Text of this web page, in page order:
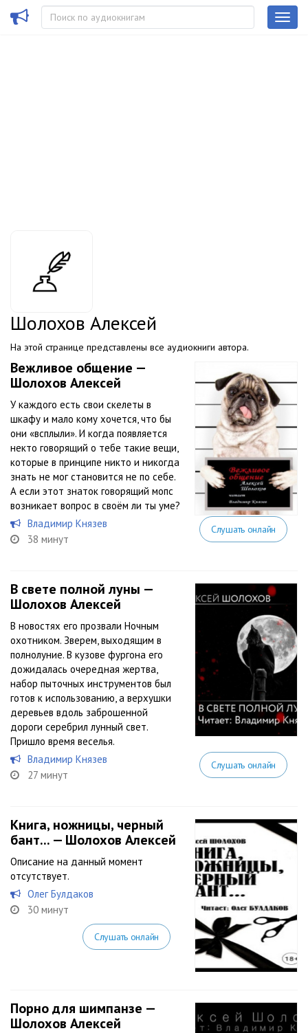
Шолохов Алексей
На этой странице представлены все аудиокниги автора.
Вежливое общение —
Шолохов Алексей
У каждого есть свои скелеты в
шкафу и мало кому хочется, что бы
они «всплыли». И когда появляется
некто говорящий о тебе такие вещи,
которые в принципе никто и никогда
знать не мог становится не по себе.
А если этот знаток говорящий мопс
возникает вопрос в своём ли ты уме?
Владимир Князев
38 минут
Слушать онлайн
В свете полной луны —
Шолохов Алексей
В новостях его прозвали Ночным
охотником. Зверем, выходящим в
полнолуние. В кузове фургона его
дожидалась очередная жертва,
набор пыточных инструментов был
готов к использованию, а верхушки
деревьев вдоль заброшенной
дороги серебрил лунный свет.
Пришло время веселья.
Владимир Князев
27 минут
Слушать онлайн
Книга, ножницы, черный
бант... — Шолохов Алексей
Описание на данный момент
отсутствует.
Олег Булдаков
30 минут
Слушать онлайн
Порно для шимпанзе —
Шолохов Алексей